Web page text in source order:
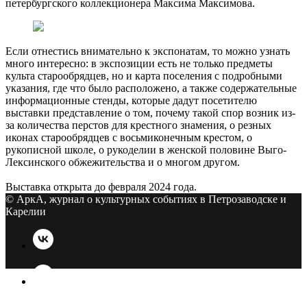
петербургского коллекционера Максима Максимова.
Если отнестись внимательно к экспонатам, то можно узнать
много интересно: в экспозиции есть не только предметы
культа старообрядцев, но и карта поселения с подробными
указания, где что было расположено, а также содержательные
информационные стенды, которые дадут посетителю
выставки представление о том, почему такой спор возник из-
за количества перстов для крестного знамения, о резных
иконах старообрядцев с восьмиконечным крестом, о
рукописной школе, о рукоделии в женской половине Выго-
Лексинского обжежительства и о многом другом.
Выставка открыта до февраля 2024 года.
© АркА, журнал о культурных событиях в Петрозаводске и
Карелии